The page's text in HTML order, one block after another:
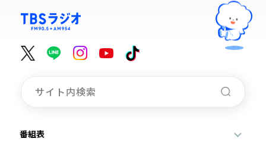
番組表